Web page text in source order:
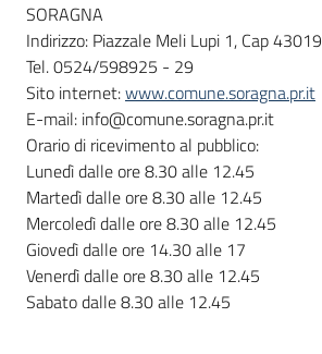
SORAGNA
Indirizzo: Piazzale Meli Lupi 1, Cap 43019
Tel. 0524/598925 - 29
Sito internet:www.comune.soragna.pr.it
E-mail: info@comune.soragna.pr.it
Orario di ricevimento al pubblico:
Lunedì dalle ore 8.30 alle 12.45
Martedì dalle ore 8.30 alle 12.45
Mercoledì dalle ore 8.30 alle 12.45
Giovedì dalle ore 14.30 alle 17
Venerdì dalle ore 8.30 alle 12.45
Sabato dalle 8.30 alle 12.45